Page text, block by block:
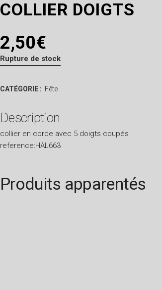
COLLIER DOIGTS
2,50€
Rupture de stock
CATÉGORIE : Fête
Description
collier en corde avec 5 doigts coupés
reference:HAL663
Produits apparentés